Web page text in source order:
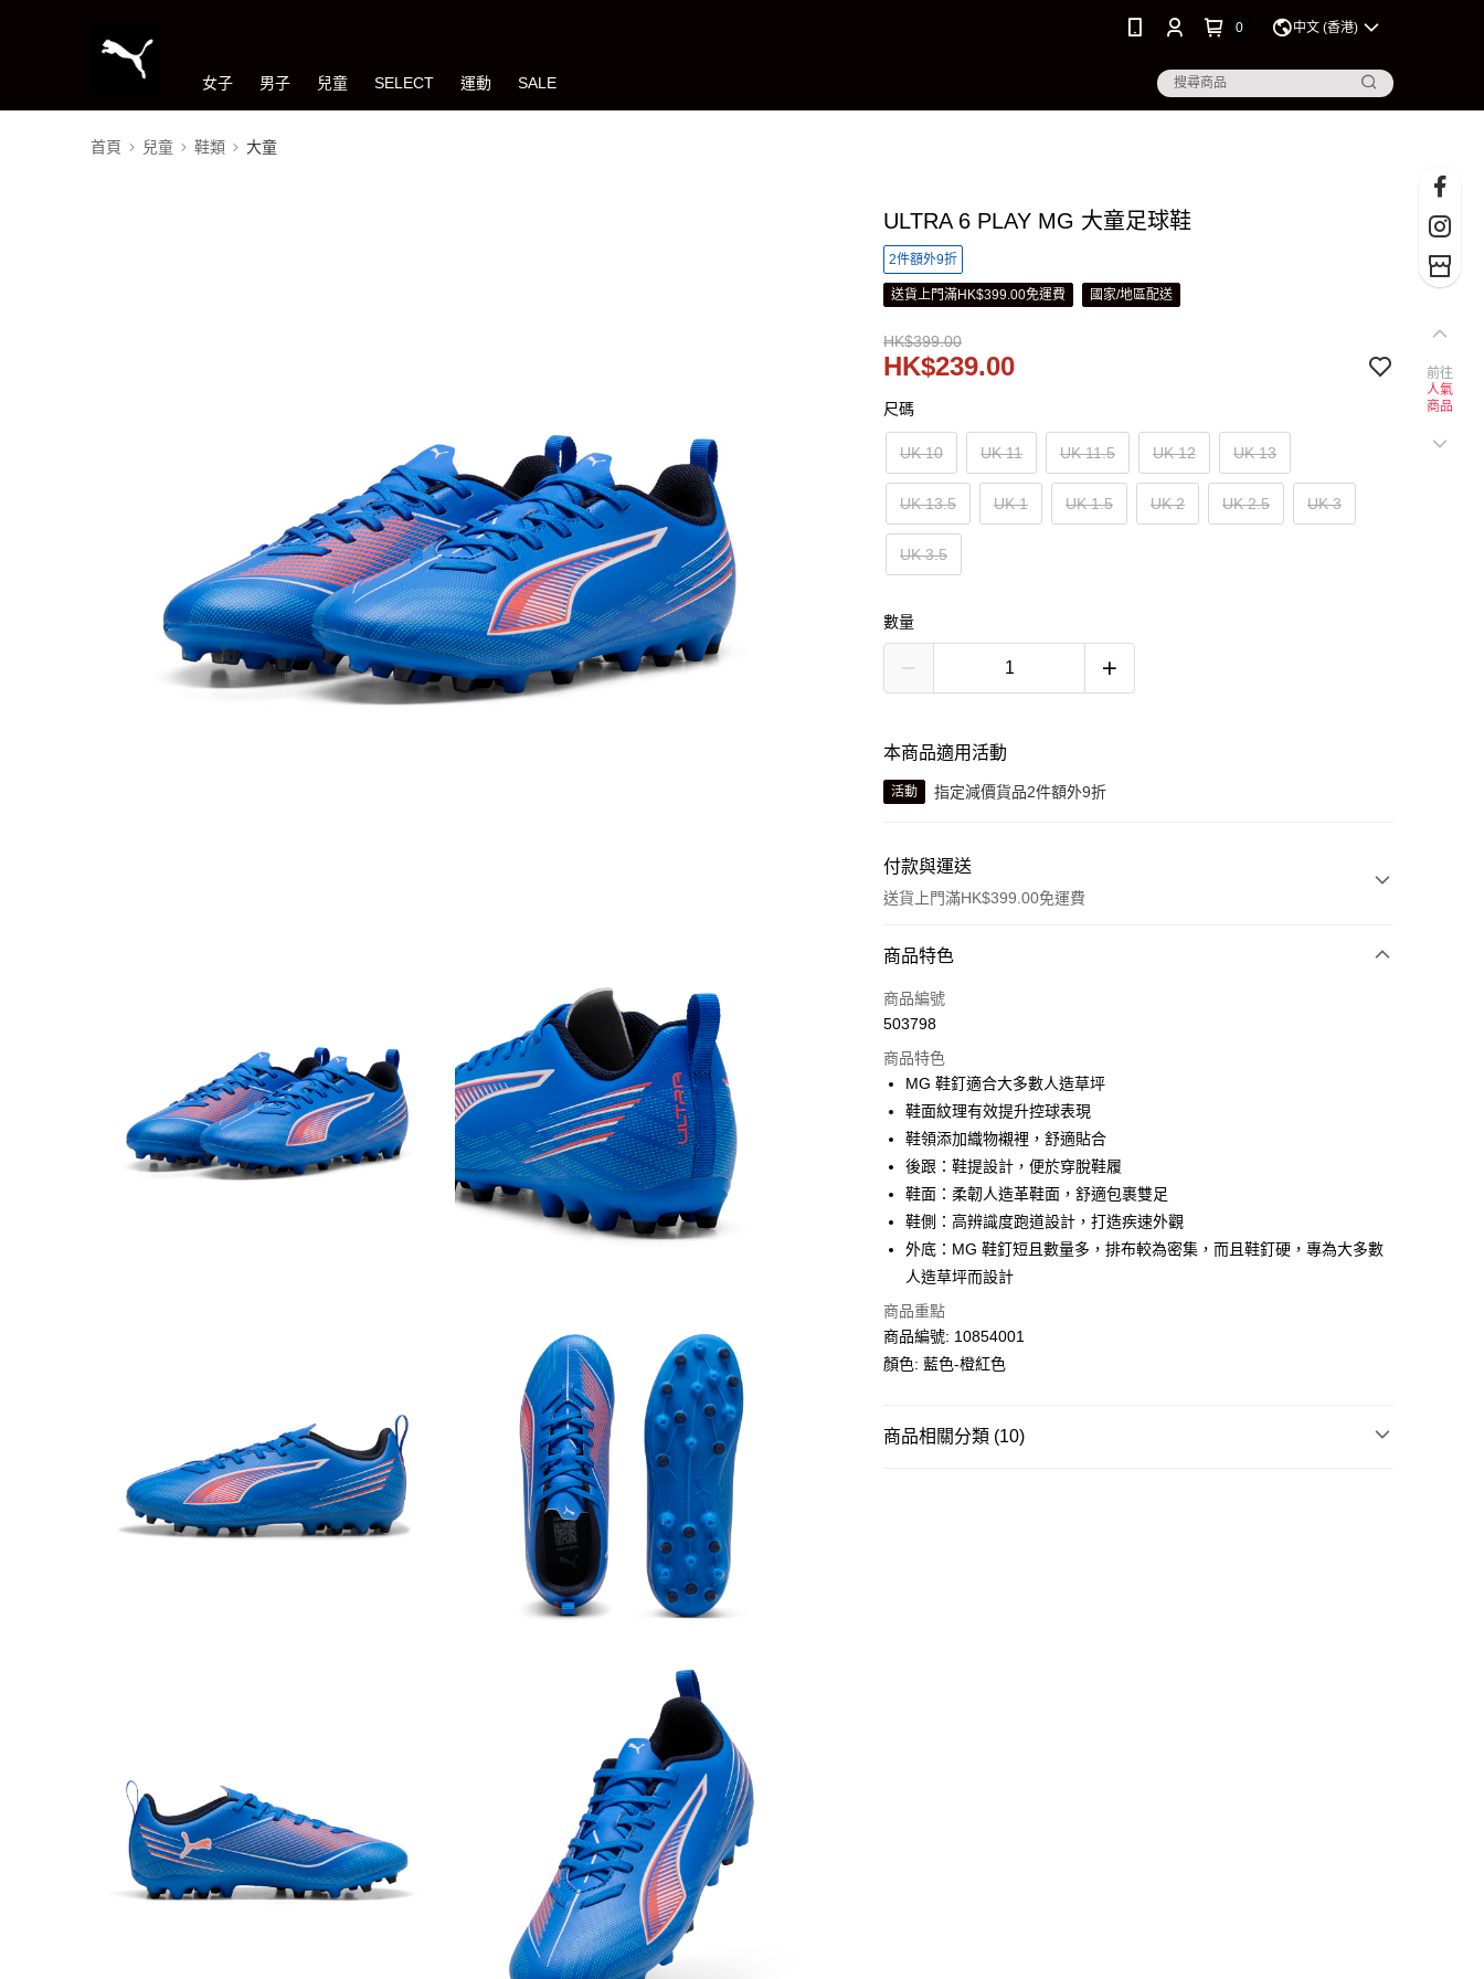
0 中文 (香港)
女子 男子 兒童 SELECT 運動 SALE
首頁 兒童 鞋類 大童
ULTRA 6 PLAY MG 大童足球鞋
2件額外9折
送貨上門滿HK$399.00免運費 國家/地區配送
HK$399.00
HK$239.00
尺碼
UK 10 UK 11 UK 11.5 UK 12 UK 13
UK 13.5 UK 1 UK 1.5 UK 2 UK 2.5 UK 3
UK 3.5
數量
本商品適用活動
活動 指定減價貨品2件額外9折
付款與運送
送貨上門滿HK$399.00免運費
付款方式
信用卡
相關說明
Alipay, PayMe, WeChat Pay, UnionPay, FPS
送貨方式
單筆訂單淨值滿$399可享免運費優惠
每筆HK$30.00，滿HK$399.00或以上免運費
滿$599可享澳門免運費優惠 運費表
商品特色
商品編號
503798
商品特色
MG 鞋釘適合大多數人造草坪
鞋面紋理有效提升控球表現
鞋領添加織物襯裡，舒適貼合
後跟：鞋提設計，便於穿脫鞋履
鞋面：柔韌人造革鞋面，舒適包裹雙足
鞋側：高辨識度跑道設計，打造疾速外觀
外底：MG 鞋釘短且數量多，排布較為密集，而且鞋釘硬，專為大多數
人造草坪而設計
商品重點
商品編號: 10854001
顏色: 藍色-橙紅色
商品相關分類 (10)
前往
人氣
商品